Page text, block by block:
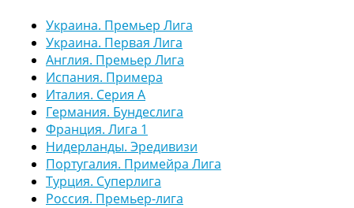
Украина. Премьер Лига
Украина. Первая Лига
Англия. Премьер Лига
Испания. Примера
Италия. Серия А
Германия. Бундеслига
Франция. Лига 1
Нидерланды. Эредивизи
Португалия. Примейра Лига
Турция. Суперлига
Россия. Премьер-лига